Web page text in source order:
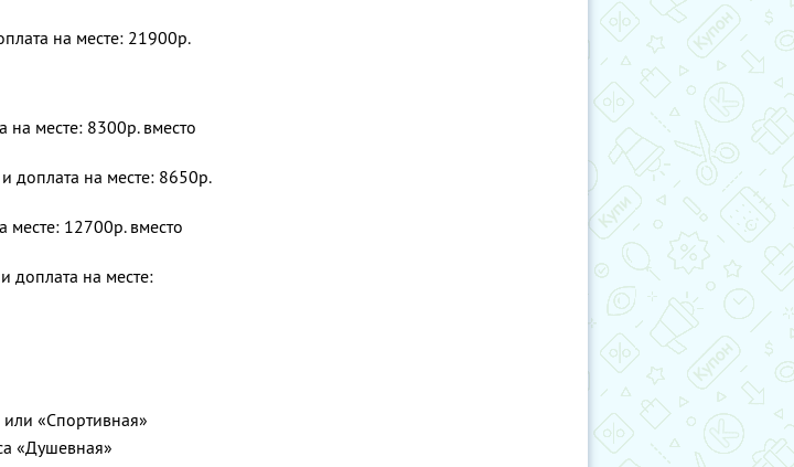
на месте: 21900р.
месте: 8300р. вместо
доплата на месте: 8650р.
12700р. вместо
доплата на месте:
«Спортивная»
«Душевная»